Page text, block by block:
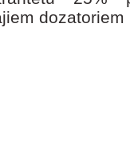
dozatoriem